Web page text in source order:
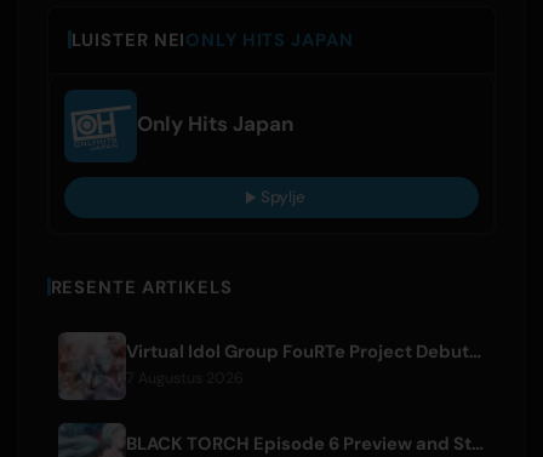
LUISTER NEIONLY HITS JAPAN
Only Hits Japan
Spylje
RESENTE ARTIKELS
Virtual Idol Group FouRTe Project Debuts with 'ALL IN' Album Produced by m-flo's ☆Taku Takahashi
BLACK TORCH Episode 6 Preview and Streaming Details